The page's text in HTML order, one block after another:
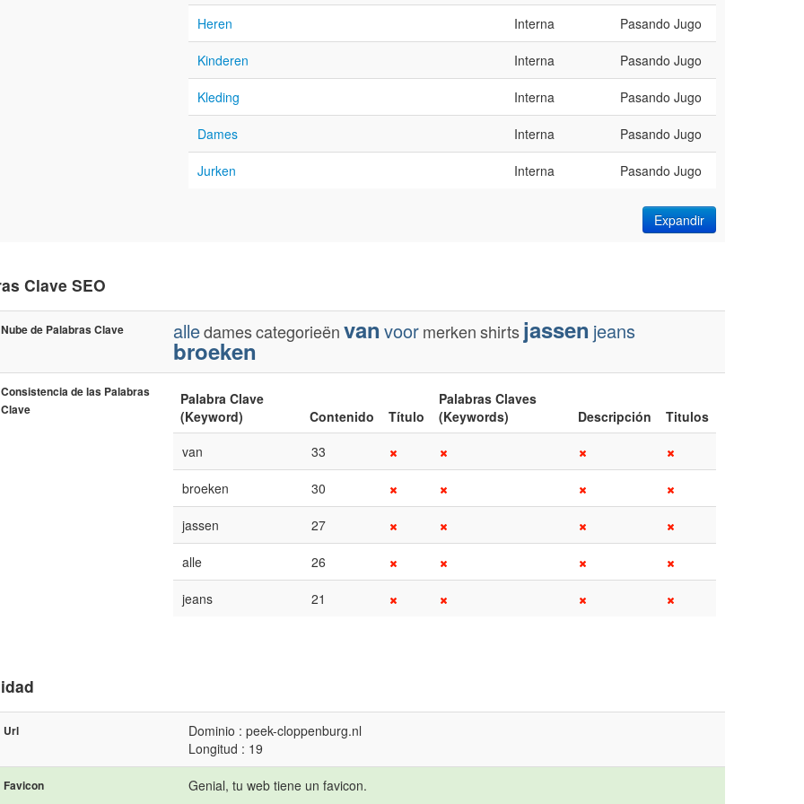
Heren Interna Pasando Jugo
Kinderen Interna Pasando Jugo
Kleding Interna Pasando Jugo
Dames Interna Pasando Jugo
Jurken Interna Pasando Jugo
Expandir
Clave SEO
Nube de Palabras Clave alledamescategorieënvan voormerkenshirtsjassen jeans
broeken
Consistencia de las Palabras
Clave
Palabra Clave
(Keyword)
Contenido Título
Palabras Claves
(Keywords)
Descripción
Titulos
van
33
broeken 30
jassen 27
alle 26
jeans 21
Url
Dominio : peek-cloppenburg.nl
Longitud : 19
Favicon Genial, tu web tiene un favicon.